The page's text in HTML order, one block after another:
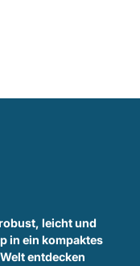
leicht und
in ein kompaktes
entdecken